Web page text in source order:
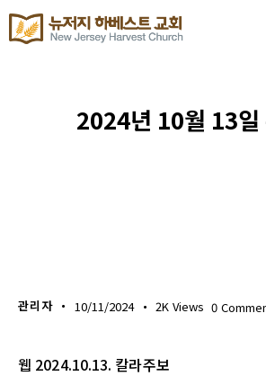
2024년 10월 13일
관리자 10/11/2024 2K Views 0
웹 2024.10.13. 칼라주보